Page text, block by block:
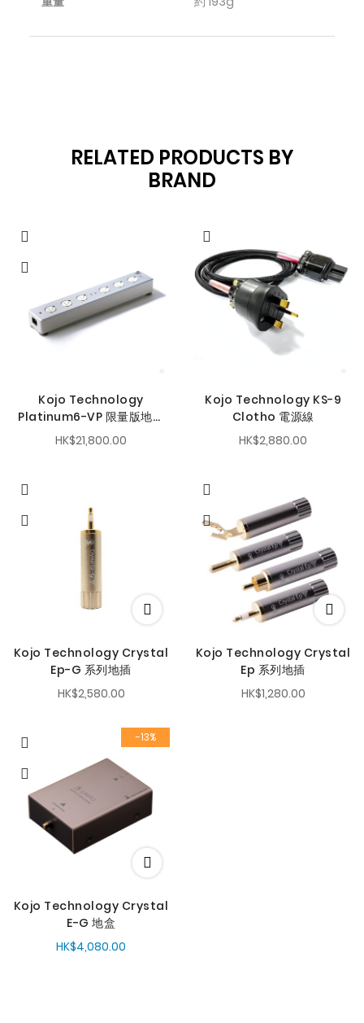
RELATED PRODUCTS BY
BRAND
Kojo Technology
Platinum6-VP 限量版地盒
電源分配器
HK$21,800.00
Kojo Technology KS-9
Clotho 電源線
HK$2,880.00
Kojo Technology Crystal
Ep-G 系列地插
HK$2,580.00
Kojo Technology Crystal
Ep 系列地插
HK$1,280.00
-13%
Kojo Technology Crystal
E-G 地盒
HK$4,080.00